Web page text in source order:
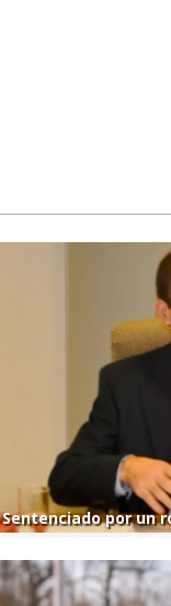
Sentenciado por un